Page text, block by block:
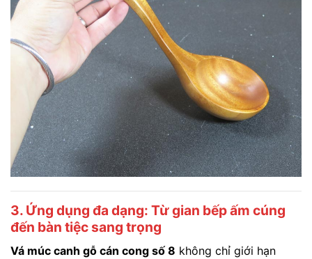
3. Ứng dụng đa dạng: Từ gian bếp ấm cúng
đến bàn tiệc sang trọng
Vá múc canh gỗ cán cong số 8 không chỉ giới hạn